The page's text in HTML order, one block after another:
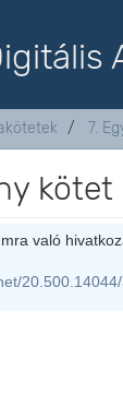
7.
kötet
való